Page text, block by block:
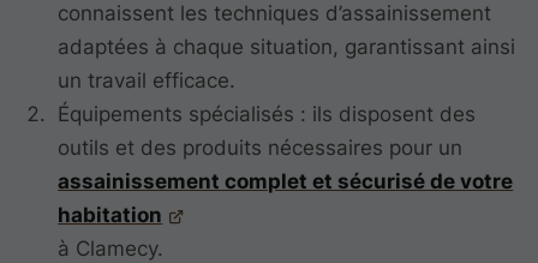
connaissent les techniques d’assainissement
adaptées à chaque situation, garantissant ainsi
un travail efficace.
Équipements spécialisés : ils disposent des
outils et des produits nécessaires pour un
assainissement complet et sécurisé de votre
habitation
à Clamecy.